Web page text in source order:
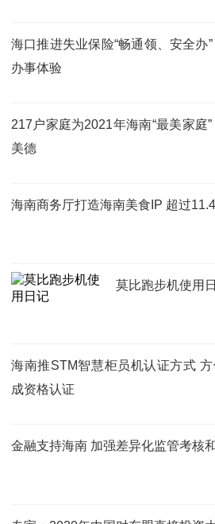
海口推进失业保险“畅通领、安全办
办事体验
217户家庭为2021年海南“最美家庭
美德
海南商务厅打造海南美食IP 超过
莫比跑步机使用
海南推STM智慧柜员机认证方式
成资格认证
金融支持海南 加强差异化监管考核